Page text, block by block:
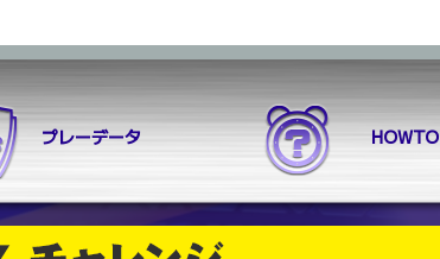
プレーデータ
ーヤーボード プレーヤーカスタマイズ
HOWTO
曲の選び方
MUSIC DX チャレンジ